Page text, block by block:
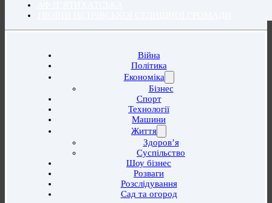
Війна
Політика
Економіка
Бізнес
Спорт
Технології
Машини
Життя
Здоров’я
Суспільство
Шоу бізнес
Розваги
Розслідування
Сад та огород